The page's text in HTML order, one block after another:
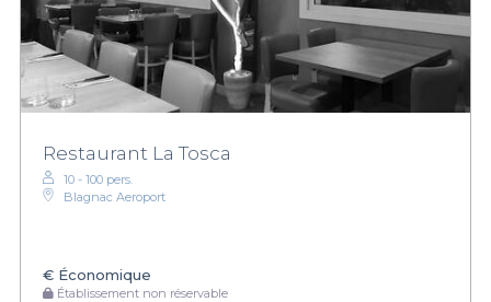
Restaurant La Tosca
10 - 100 pers.
Blagnac Aeroport
€ Économique
Établissement non réservable